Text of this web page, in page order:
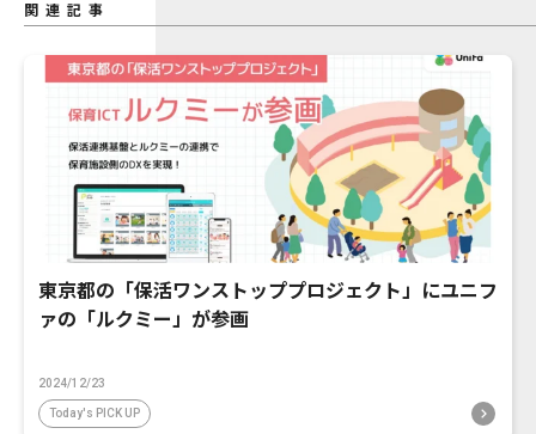
関連記事
東京都の「保活ワンストッププロジェクト」にユニフ
ァの「ルクミー」が参画
2024/12/23
Today's PICK UP